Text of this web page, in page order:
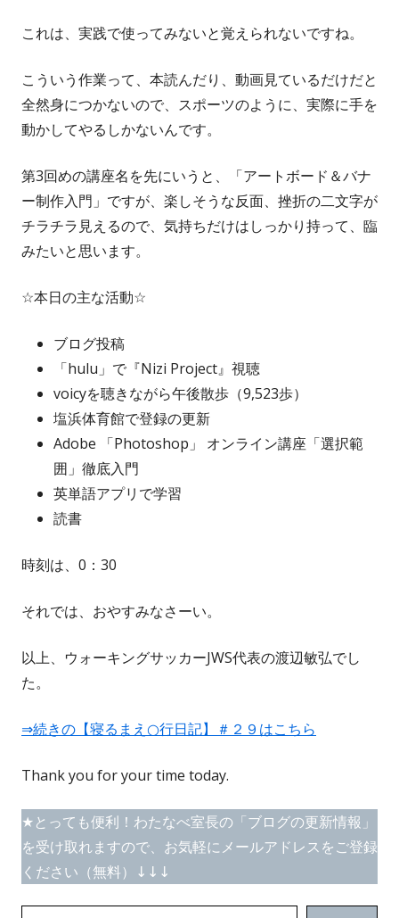
これは、実践で使ってみないと覚えられないですね。
こういう作業って、本読んだり、動画見ているだけだと
全然身につかないので、スポーツのように、実際に手を
動かしてやるしかないんです。
第3回めの講座名を先にいうと、「アートボード＆バナ
ー制作入門」ですが、楽しそうな反面、挫折の二文字が
チラチラ見えるので、気持ちだけはしっかり持って、臨
みたいと思います。
☆本日の主な活動☆
ブログ投稿
「hulu」で『Nizi Project』視聴
voicyを聴きながら午後散歩（9,523歩）
塩浜体育館で登録の更新
Adobe 「Photoshop」 オンライン講座「選択範
囲」徹底入門
英単語アプリで学習
読書
時刻は、0：30
それでは、おやすみなさーい。
以上、ウォーキングサッカーJWS代表の渡辺敏弘でし
た。
⇒続きの【寝るまえ○行日記】＃２９はこちら
Thank you for your time today.
★とっても便利！わたなべ室長の「ブログの更新情報」
を受け取れますので、お気軽にメールアドレスをご登録
ください（無料）↓↓↓
メールアドレスを入力...